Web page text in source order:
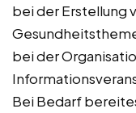
bei der Erstellung
bei der
Bei Bedarf